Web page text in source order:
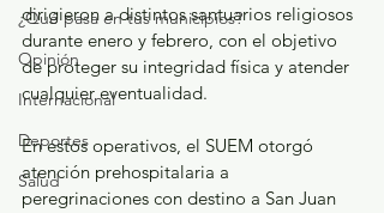
¿Qué pasa en tus municipios?
Opinión
Internacional
Deportes
Salud
dirigieron a distintos santuarios religiosos
durante enero y febrero, con el objetivo
de proteger su integridad física y atender
cualquier eventualidad.
En estos operativos, el SUEM otorgó
atención prehospitalaria a
peregrinaciones con destino a San Juan